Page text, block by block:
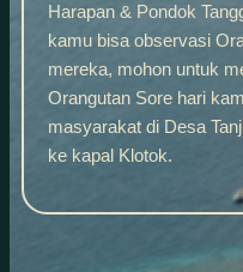
Harapan & Pondok
kamu bisa observasi
mereka, mohon untuk
Orangutan Sore hari
masyarakat di Desa
ke kapal Klotok.